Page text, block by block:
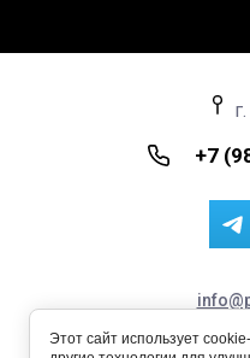
Пространство Уюта ©
ОРГНИП:
+7
Этот сайт использует